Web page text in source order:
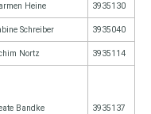
Heine 3935130
Schreiber 3935040
Nortz 3935114
Bandke 3935137